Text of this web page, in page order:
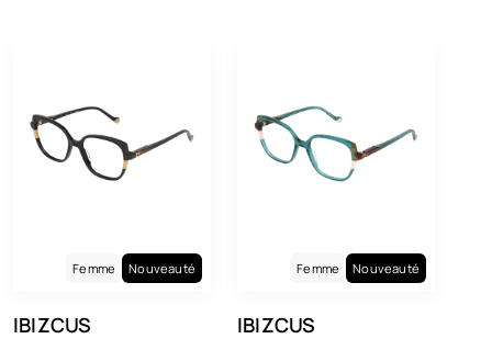
Femme Nouveauté
IBIZCUS
Femme Nouveauté
IBIZCUS